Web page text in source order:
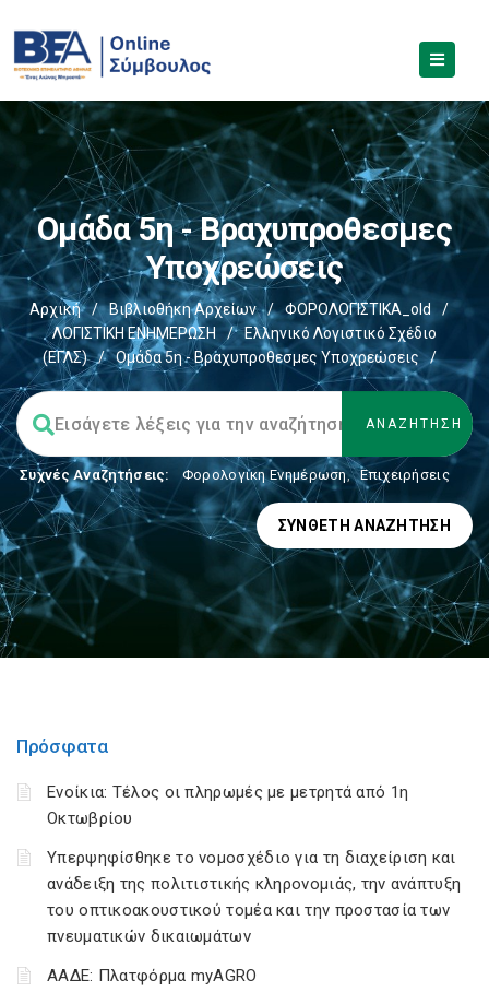
Ομάδα 5η - Βραχυπροθεσμες
Υποχρεώσεις
Αρχική / Βιβλιοθήκη Αρχείων / ΦΟΡΟΛΟΓΙΣΤΙΚΑ_old
/
ΛΟΓΙΣΤΙΚΗ ΕΝΗΜΕΡΩΣΗ
/
Ελληνικό Λογιστικό Σχέδιο
(ΕΓΛΣ)
/ Ομάδα 5η - Βραχυπροθεσμες Υποχρεώσεις /
Συχνές Αναζητήσεις: Φορολογικη Ενημέρωση, Επιχειρήσεις
ΣΎΝΘΕΤΗ ΑΝΑΖΉΤΗΣΗ
Πρόσφατα
Ενοίκια: Τέλος οι πληρωμές με μετρητά από 1η
Οκτωβρίου
Υπερψηφίσθηκε το νομοσχέδιο για τη διαχείριση και
ανάδειξη της πολιτιστικής κληρονομιάς, την ανάπτυξη
του οπτικοακουστικού τομέα και την προστασία των
πνευματικών δικαιωμάτων
ΑΑΔΕ: Πλατφόρμα myAGRO